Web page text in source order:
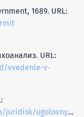
1689. URL:
URL:
vvedenie-v-